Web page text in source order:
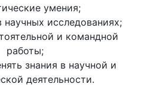
умения;
научных исследованиях;
и командной
работы;
знания в научной и
деятельности.